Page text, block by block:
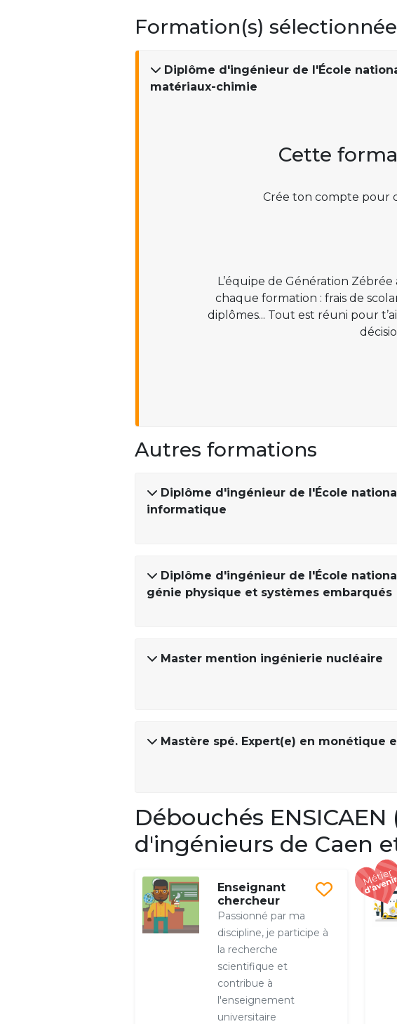
Formation(s)
Diplôme d'ingénieur de l'École
matériaux-chimie
Cette
Crée ton compte pour
L’équipe de Génération
chaque formation : frais de
diplômes... Tout est réuni pour
Autres formations
Diplôme d'ingénieur de l'École
informatique
Diplôme d'ingénieur de l'École
génie physique et systèmes embarqués
Master mention ingénierie nucléaire
Mastère spé. Expert(e) en monétique
Débouchés
d'ingénieurs de Caen
Enseignant
chercheur
Passionné par ma
discipline, je participe à
la recherche
scientifique et
contribue à
l'enseignement
universitaire